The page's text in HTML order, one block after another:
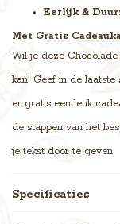
Eerlijk &
Met Gratis
Wil je deze
kan! Geef in de
er gratis een leuk
de stappen van het
je tekst door te geven.
Specificaties